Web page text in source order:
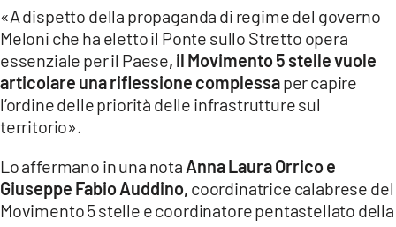
LACPLAY.IT
LACTV.IT
LACONAIR.IT
ILREGGINO.IT
COSENZACHANNEL.IT
«A dispetto della propaganda di regime del governo
Meloni che ha eletto il Ponte sullo Stretto opera
essenziale per il Paese, il Movimento 5 stelle vuole
articolare una riflessione complessaper capire
l’ordine delle priorità delle infrastrutture sul
territorio».
Lo affermano in una nota Anna Laura Orrico e
Giuseppe Fabio Auddino, coordinatrice calabrese del
Movimento 5 stelle e coordinatore pentastellato della